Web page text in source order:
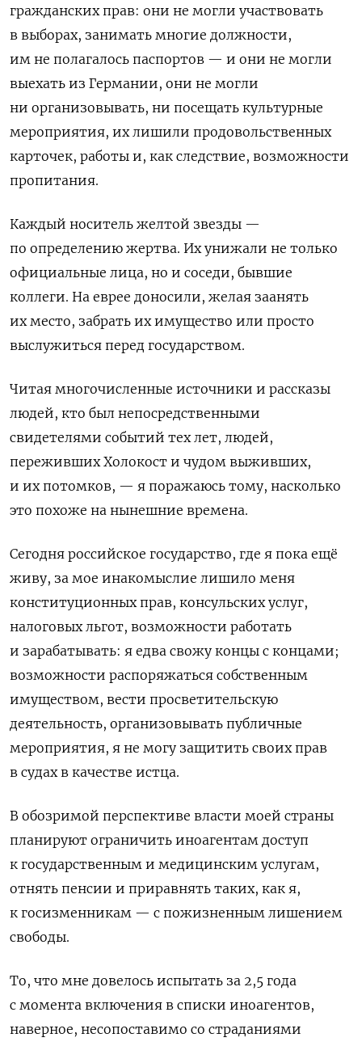
гражданских прав: они не могли участвовать
в выборах, занимать многие должности,
им не полагалось паспортов — и они не могли
выехать из Германии, они не могли
ни организовывать, ни посещать культурные
мероприятия, их лишили продовольственных
карточек, работы и, как следствие, возможности
пропитания.
Каждый носитель желтой звезды —
по определению жертва. Их унижали не только
официальные лица, но и соседи, бывшие
коллеги. На еврее доносили, желая заанять
их место, забрать их имущество или просто
выслужиться перед государством.
Читая многочисленные источники и рассказы
людей, кто был непосредственными
свидетелями событий тех лет, людей,
переживших Холокост и чудом выживших,
и их потомков, — я поражаюсь тому, насколько
это похоже на нынешние времена.
Сегодня российское государство, где я пока ещё
живу, за мое инакомыслие лишило меня
конституционных прав, консульских услуг,
налоговых льгот, возможности работать
и зарабатывать: я едва свожу концы с концами;
возможности распоряжаться собственным
имуществом, вести просветительскую
деятельность, организовывать публичные
мероприятия, я не могу защитить своих прав
в судах в качестве истца.
В обозримой перспективе власти моей страны
планируют ограничить иноагентам доступ
к государственным и медицинским услугам,
отнять пенсии и приравнять таких, как я,
к госизменникам — с пожизненным лишением
свободы.
То, что мне довелось испытать за 2,5 года
с момента включения в списки иноагентов,
наверное, несопоставимо со страданиями